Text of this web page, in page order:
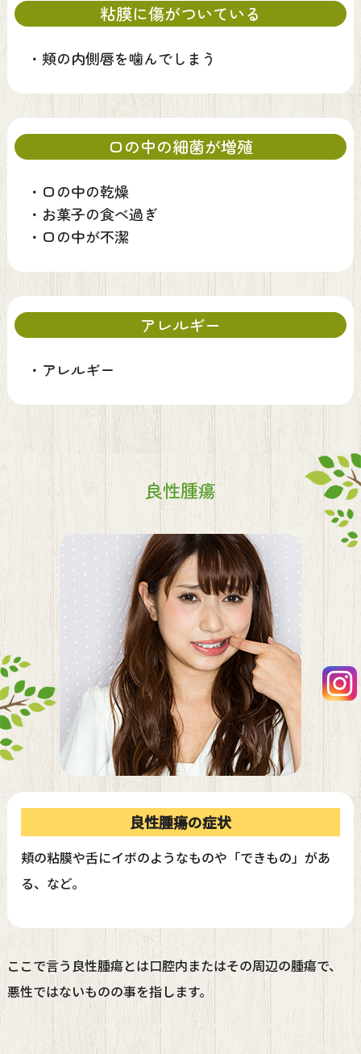
粘膜に傷がついている
・ 頬の内側唇を噛んでしまう
口の中の細菌が増殖
・ 口の中の乾燥
・ お菓子の食べ過ぎ
・ 口の中が不潔
アレルギー
・ アレルギー
良性腫瘍
良性腫瘍の症状
頬の粘膜や舌にイボのようなものや「できもの」があ
る、など。
ここで言う良性腫瘍とは口腔内またはその周辺の腫瘍で、
悪性ではないものの事を指します。